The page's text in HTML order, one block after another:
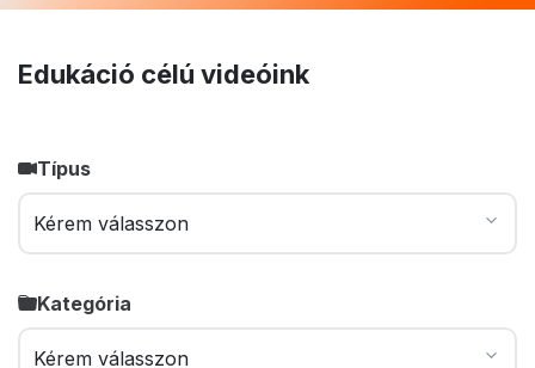
Edukáció célú videóink
Típus
Kategória